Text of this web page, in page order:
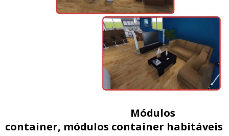
Módulos
container, módulos container habitáveis